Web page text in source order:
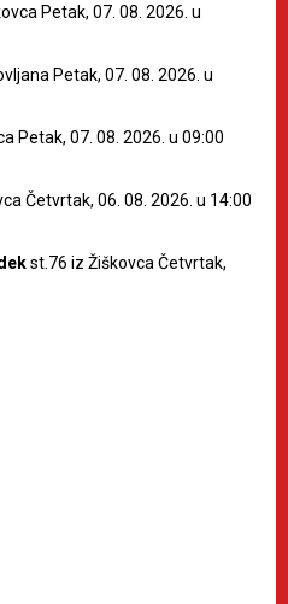
Petak, 07. 08. 2026. u
Petak, 07. 08. 2026. u
Petak, 07. 08. 2026. u 09:00
Četvrtak, 06. 08. 2026. u 14:00
st.76 iz Žiškovca Četvrtak,